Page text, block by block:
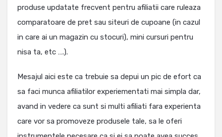
produse updatate frecvent pentru afiliatii care ruleaza
comparatoare de pret sau siteuri de cupoane (in cazul
in care ai un magazin cu stocuri), mini cursuri pentru
nisa ta, etc ….).
Mesajul aici este ca trebuie sa depui un pic de efort ca
sa faci munca afiliatilor experiementati mai simpla dar,
avand in vedere ca sunt si multi afiliati fara experienta
care vor sa promoveze produsele tale, sa le oferi